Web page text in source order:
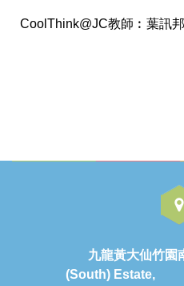
CoolThink@JC教師︰葉訊
九龍黃大仙竹
(South)